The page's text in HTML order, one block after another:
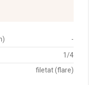
-
1/4
filetat (flare)